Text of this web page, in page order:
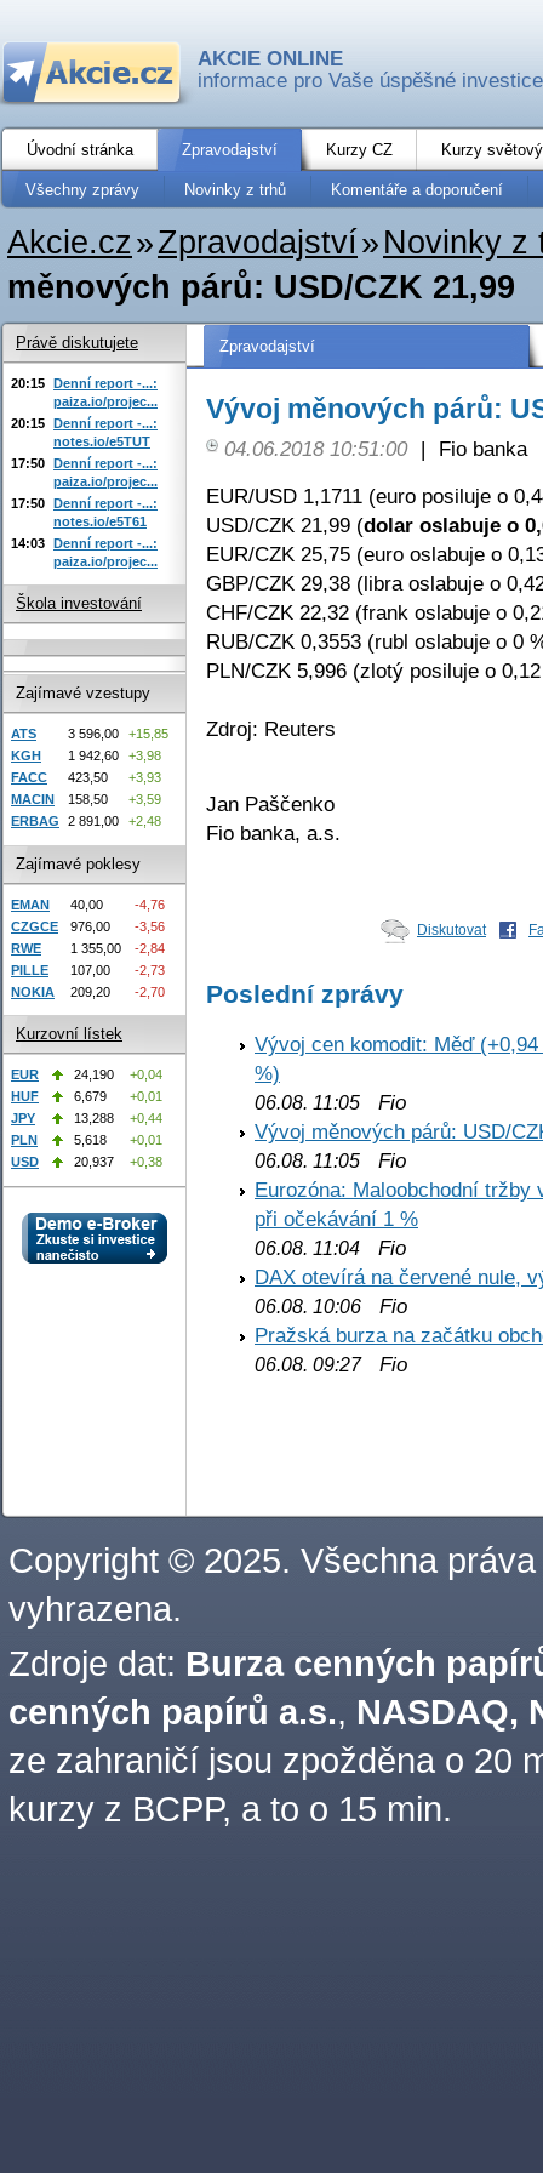
AKCIE ONLINE
informace pro Vaše úspěšné investice
Úvodní stránka Zpravodajství Kurzy CZ Kurzy
Všechny zprávy Novinky z trhů Komentáře a doporučení
Akcie.cz»Zpravodajství» Novinky z
měnových párů: USD/CZK 21,99
Zpravodajství
Vývoj měnových párů:
04.06.2018 10:51:00 |
Fio banka
EUR/USD 1,1711 (euro posiluje o
USD/CZK 21,99 (dolar oslabuje o
EUR/CZK 25,75 (euro oslabuje o
GBP/CZK 29,38 (libra oslabuje o
CHF/CZK 22,32 (frank oslabuje o
RUB/CZK 0,3553 (rubl oslabuje o 0
PLN/CZK 5,996 (zlotý posiluje o
Zdroj: Reuters
Jan Paščenko
Fio banka, a.s.
Diskutovat
Poslední zprávy
Vývoj cen komodit: Měď
%)
06.08. 11:05 Fio
Vývoj měnových párů: USD/
06.08. 11:05 Fio
Eurozóna: Maloobchodní
při očekávání 1 %
06.08. 11:04 Fio
DAX otevírá na červené nule,
06.08. 10:06 Fio
Pražská burza na začátku
06.08. 09:27Fio
Právě diskutujete
20:15 Denní report -...:
paiza.io/projec...
20:15 Denní report -...:
notes.io/e5TUT
17:50 Denní report -...:
paiza.io/projec...
17:50 Denní report -...:
notes.io/e5T61
14:03 Denní report -...:
paiza.io/projec...
Škola investování
Zajímavé vzestupy
ATS 3 596,00
+15,85
KGH
1 942,60
+3,98
FACC
423,50
+3,93
MACIN
158,50
+3,59
ERBAG
2 891,00 +2,48
Zajímavé poklesy
EMAN 40,00
-4,76
CZGCE
976,00
-3,56
RWE
1 355,00
-2,84
PILLE
107,00
-2,73
NOKIA
209,20 -2,70
Kurzovní lístek
EUR 24,190
+0,04
HUF
6,679
+0,01
JPY
13,288
+0,44
PLN
5,618
+0,01
USD
20,937 +0,38
Copyright © 2025. Všechna práva
vyhrazena.
Zdroje dat: Burza cenných
cenných papírů a.s., NASDAQ,
ze zahraničí jsou zpožděna o 20
kurzy z BCPP, a to o 15 min.